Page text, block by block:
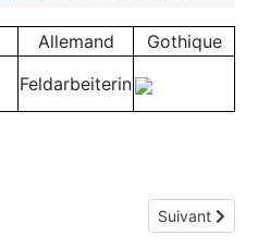
Allemand
Gothique
Feldarbeiterin
Article suivant
Suivant